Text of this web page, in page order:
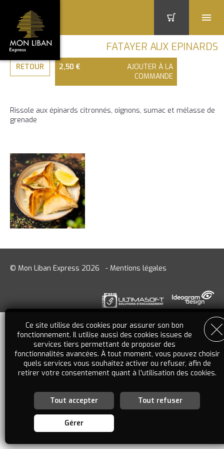
FATAYER AUX EPINARDS
RETOUR 2,50 €
AJOUTER À LA
COMMANDE
Rissole aux épinards citronnés, oignons, sumac et mélasse de
grenade
© Mon Liban Express 2026 - Mentions légales
Ce site utilise des cookies pour assurer son bon
fonctionnement. Il utilise aussi des cookies issues de
services tiers permettant de proposer des
fonctionnalités avancées. À tout moment, vous pouvez choisir
quels services vous souhaitez activer ou refuser, afin de
retirer votre consentement quant à l'utilisation des cookies.
Personnalisation des services
Vous êtes libre de choisir quels services vous souhaitez
activer. En autorisant ces services tiers, vous acceptez le
Tout accepter Tout refuser
Gérer